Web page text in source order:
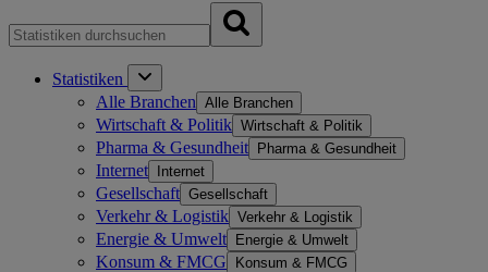
Statistiken
Alle Branchen Alle Branchen
Wirtschaft & Politik Wirtschaft & Politik
Pharma & Gesundheit Pharma & Gesundheit
Internet Internet
Gesellschaft Gesellschaft
Verkehr & Logistik Verkehr & Logistik
Energie & Umwelt Energie & Umwelt
Konsum & FMCG Konsum & FMCG